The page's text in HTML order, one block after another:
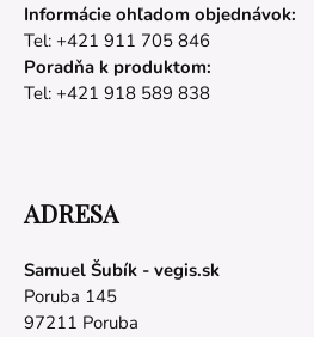
Informácie ohľadom objednávok:
Tel: +421 911 705 846
Poradňa k produktom:
Tel: +421 918 589 838
ADRESA
Samuel Šubík - vegis.sk
Poruba 145
97211 Poruba